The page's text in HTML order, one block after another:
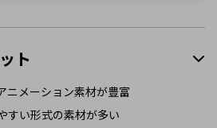
ト
ニメーション素材が豊富
すい形式の素材が多い